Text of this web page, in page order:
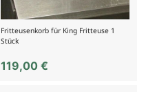
Fritteusenkorb für King Fritteuse 1
Stück
119,00€